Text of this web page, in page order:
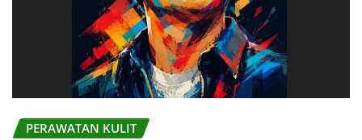
PERAWATAN KULIT